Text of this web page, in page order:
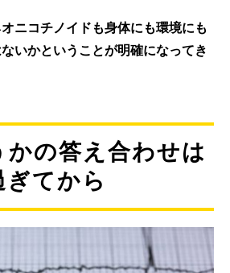
ニコチノイドも身体にも環境にも
いかということが明確になってき
かの答え合わせは
てから